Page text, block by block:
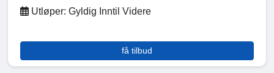
Utløper: Gyldig Inntil Videre
få tilbud